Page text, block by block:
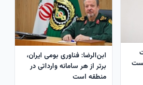
ابن‌الرضا: فناوری بومی ایران،
برتر از هر سامانه وارداتی در
منطقه است